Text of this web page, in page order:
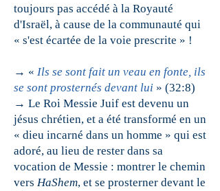
toujours pas accédé à la Royauté
d'Israël, à cause de la communauté qui
« s'est écartée de la voie prescrite » !
→ « Ils se sont fait un veau en fonte, ils
se sont prosternés devant lui » (32:8)
→ Le Roi Messie Juif est devenu un
jésus chrétien, et a été transformé en un
« dieu incarné dans un homme » qui est
adoré, au lieu de rester dans sa
vocation de Messie : montrer le chemin
vers HaShem, et se prosterner devant le